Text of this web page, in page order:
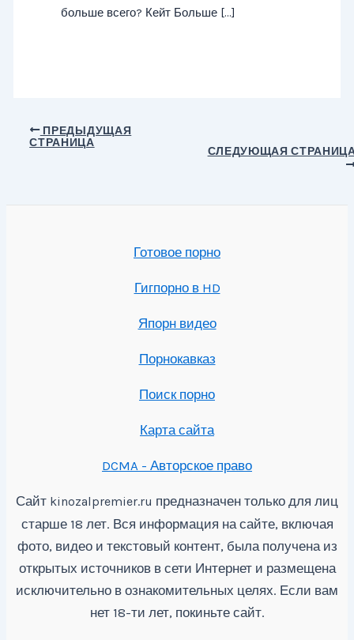
больше всего? Кейт Больше […]
Навигация
ПРЕДЫДУЩАЯ
СТРАНИЦА
СЛЕДУЮЩАЯ
Готовое порно
Гигпорно в HD
Япорн видео
Порнокавказ
Поиск порно
Карта сайта
DCMA - Авторское право
Сайт kinozalpremier.ru предназначен только для лиц
старше 18 лет. Вся информация на сайте, включая
фото, видео и текстовый контент, была получена из
открытых источников в сети Интернет и размещена
исключительно в ознакомительных целях. Если вам
нет 18-ти лет, покиньте сайт.